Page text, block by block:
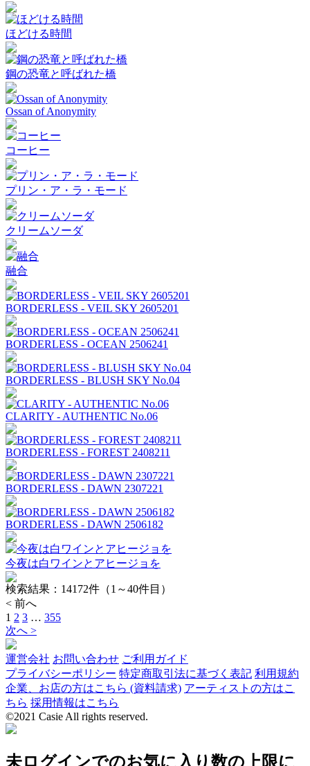
ほどける時間
鋼の恐竜と呼ばれた橋
Ossan of Anonymity
コーヒー
プリン・ア・ラ・モード
クリームソーダ
融合
BORDERLESS - VEIL SKY 2605201
BORDERLESS - OCEAN 2506241
BORDERLESS - BLUSH SKY No.04
CLARITY - AUTHENTIC No.06
BORDERLESS - FOREST 2408211
BORDERLESS - DAWN 2307221
BORDERLESS - DAWN 2506182
今夜は白ワインとアヒージョを
検索結果： 14172件（1～40件目）
< 前へ
1 2 3 … 355
次へ >
運営会社 お問い合わせ ご利用ガイド
プライバシーポリシー 特定商取引法に基づく表記 利用規約
企業、お店の方はこちら (資料請求) アーティストの方はこ
ちら 採用情報はこちら
©2021 Casie All rights reserved.
未ログインでのお気に入り数の上限に